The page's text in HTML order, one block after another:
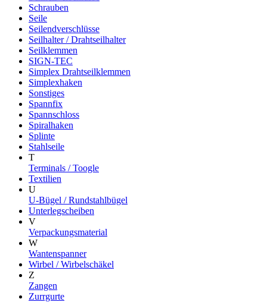
Schrauben
Seile
Seilendverschlüsse
Seilhalter / Drahtseilhalter
Seilklemmen
SIGN-TEC
Simplex Drahtseilklemmen
Simplexhaken
Sonstiges
Spannfix
Spannschloss
Spiralhaken
Splinte
Stahlseile
T
Terminals / Toogle
Textilien
U
U-Bügel / Rundstahlbügel
Unterlegscheiben
V
Verpackungsmaterial
W
Wantenspanner
Wirbel / Wirbelschäkel
Z
Zangen
Zurrgurte